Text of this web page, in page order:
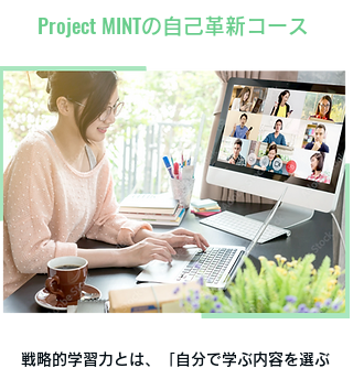
Project MINTの自己革新コース
戦略的学習力とは、「自分で学ぶ内容を選ぶ